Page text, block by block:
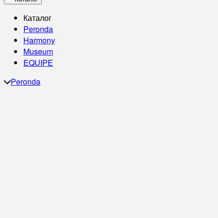
Каталог
Peronda
Harmony
Museum
EQUIPE
Peronda